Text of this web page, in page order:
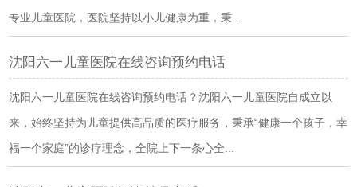
专业儿童医院，医院坚持以小儿健康为重，秉...
沈阳六一儿童医院在线咨询预约电话
沈阳六一儿童医院在线咨询预约电话？沈阳六一儿童医院自成立以
来，始终坚持为儿童提供高品质的医疗服务，秉承“健康一个孩子，幸
福一个家庭”的诊疗理念，全院上下一条心全...